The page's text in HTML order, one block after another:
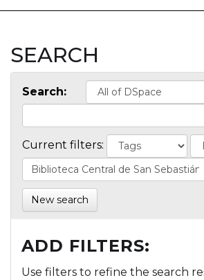
SEARCH
Search:
Current filters:
New search
ADD FILTERS:
Use filters to refine the search